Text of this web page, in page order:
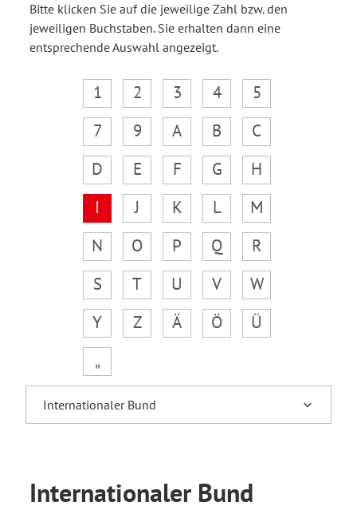
Bitte klicken Sie auf die jeweilige Zahl bzw. den
jeweiligen Buchstaben. Sie erhalten dann eine
entsprechende Auswahl angezeigt.
1 2 3 4
5
7
9 A B
C
D
E F G
H
I
J K L
M
N
O P Q
R
S
T U V
W
Y
Z Ä Ö
Ü
„
Internationaler Bund